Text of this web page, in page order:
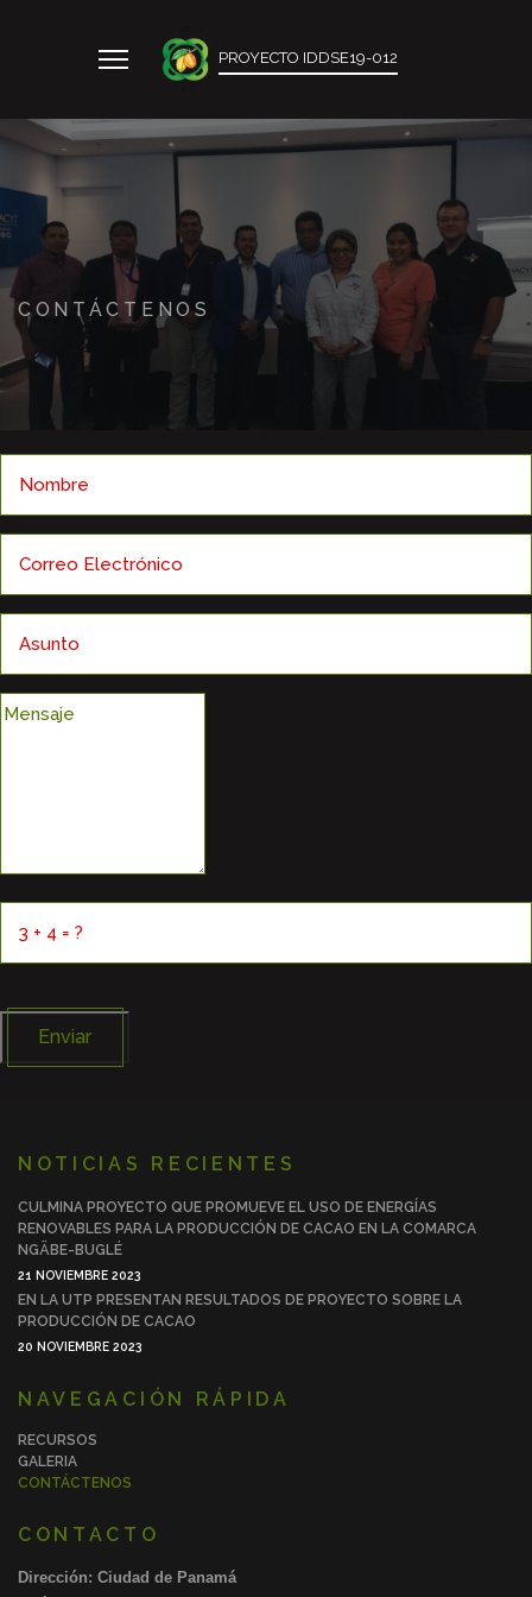
PROYECTO IDDSE19-012
CONTÁCTENOS
Enviar
NOTICIAS RECIENTES
CULMINA PROYECTO QUE PROMUEVE EL USO DE ENERGÍAS
RENOVABLES PARA LA PRODUCCIÓN DE CACAO EN LA COMARCA
NGÄBE-BUGLÉ
21 NOVIEMBRE 2023
EN LA UTP PRESENTAN RESULTADOS DE PROYECTO SOBRE LA
PRODUCCIÓN DE CACAO
20 NOVIEMBRE 2023
NAVEGACIÓN RÁPIDA
RECURSOS
GALERIA
CONTÁCTENOS
CONTACTO
Dirección: Ciudad de Panamá